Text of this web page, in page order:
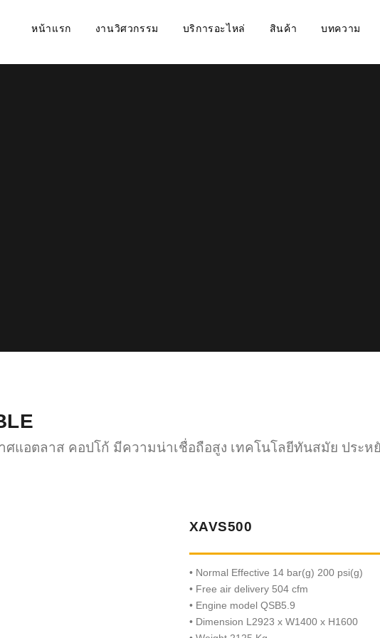
หน้าแรก งานวิศวกรรม บริการอะไหล่ สินค้า บทความ
ศแอตลาส คอปโก้ มีความน่าเชื่อถือสูง เทคโนโลยีทันสมัย ประ
XAVS500
• Normal Effective 14 bar(g) 200 psi(g)
• Free air delivery 504 cfm
• Engine model QSB5.9
• Dimension L2923 x W1400 x H1600